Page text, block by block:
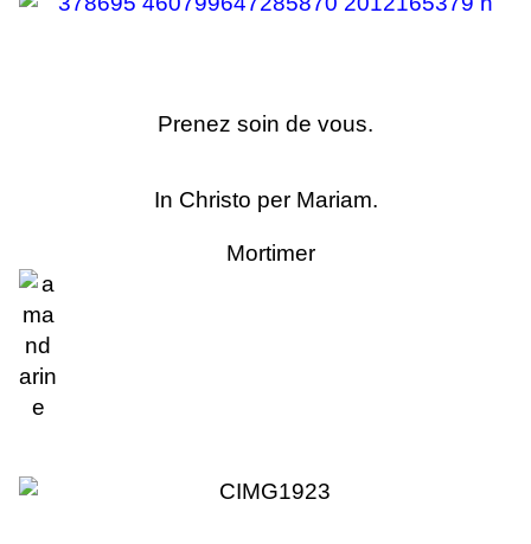
Prenez soin de vous.
In Christo per Mariam.
Mortimer